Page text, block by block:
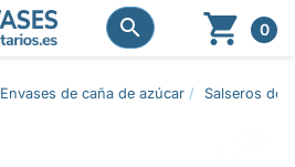

  0
Envases de caña de azúcar Salseros de